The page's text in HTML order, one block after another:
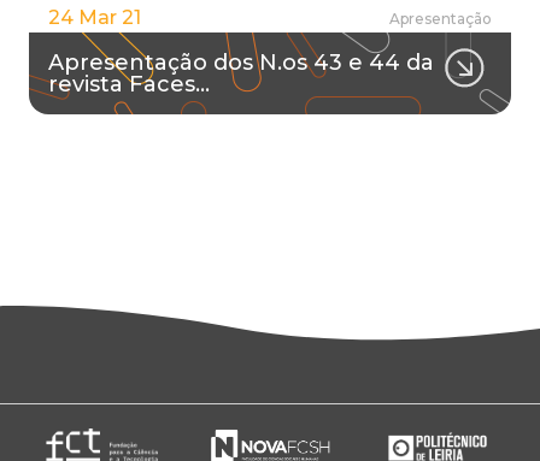
24 Mar 21 Apresentação
Apresentação dos N.os 43 e 44 da
revista Faces…